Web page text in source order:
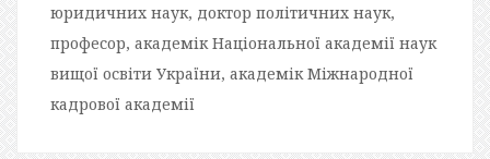
юридичних наук, доктор політичних наук,
професор, академік Національної академії наук
вищої освіти України, академік Міжнародної
кадрової академії